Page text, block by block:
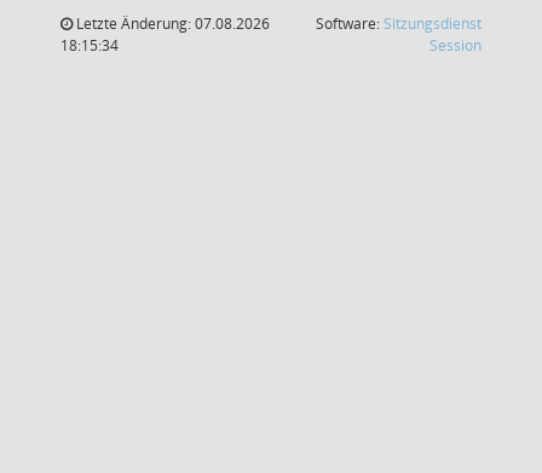
Letzte Änderung: 07.08.2026
18:15:34
Software: Sitzungsdienst
Session(Wird in